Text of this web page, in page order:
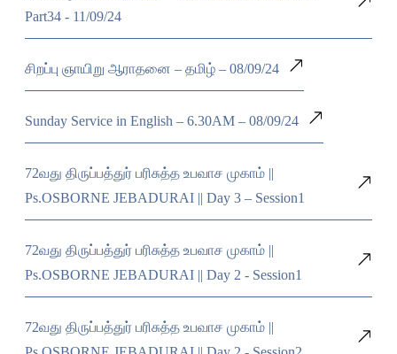
Part34 - 11/09/24
சிறப்பு ஞாயிறு ஆராதனை – தமிழ் – 08/09/24
Sunday Service in English – 6.30AM – 08/09/24
72வது திருப்பத்துர் பரிசுத்த உபவாச முகாம் ||
Ps.OSBORNE JEBADURAI || Day 3 – Session1
72வது திருப்பத்துர் பரிசுத்த உபவாச முகாம் ||
Ps.OSBORNE JEBADURAI || Day 2 - Session1
72வது திருப்பத்துர் பரிசுத்த உபவாச முகாம் ||